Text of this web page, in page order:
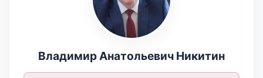
Владимир Анатольевич Никитин